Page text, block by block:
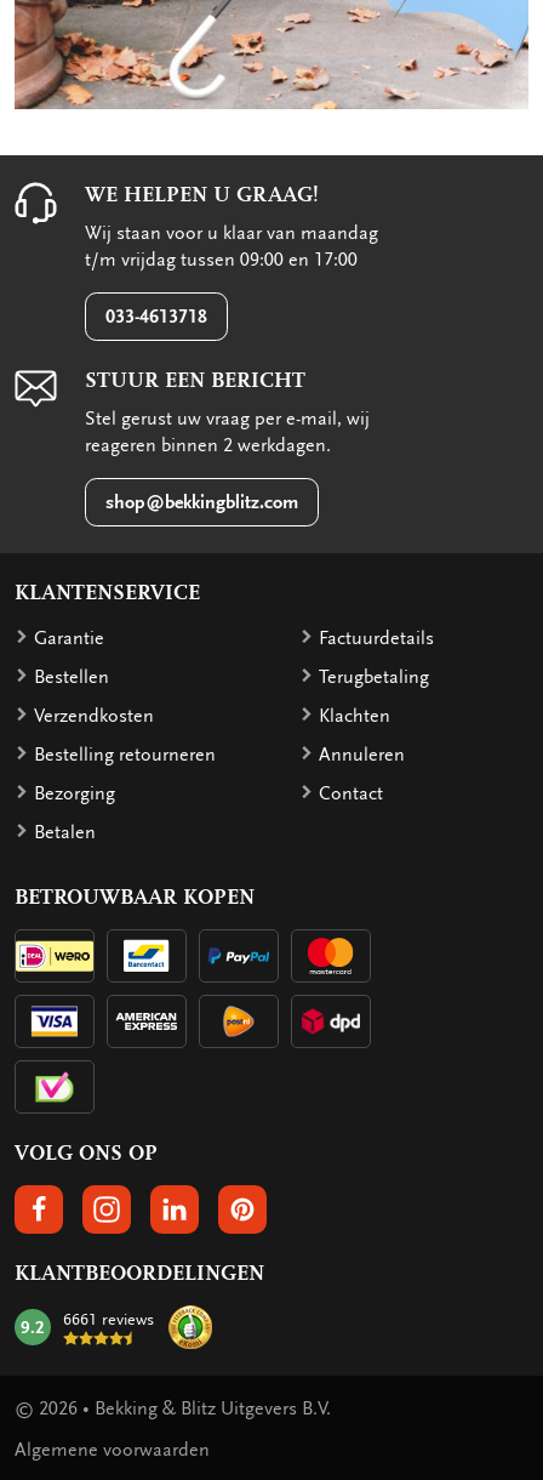
WE HELPEN U GRAAG!
Wij staan voor u klaar van maandag
t/m vrijdag tussen 09:00 en 17:00
033-4613718
STUUR EEN BERICHT
Stel gerust uw vraag per e-mail, wij
reageren binnen 2 werkdagen.
shop@bekkingblitz.com
KLANTENSERVICE
Garantie
Bestellen
Verzendkosten
Bestelling retourneren
Bezorging
Betalen
Factuurdetails
Terugbetaling
Klachten
Annuleren
Contact
BETROUWBAAR KOPEN
VOLG ONS OP
VOLGS ONS OP FACEBOOK
VOLG ONS OP INSTAGRAM
VOLG ONS OP LINKEDIN
VOLG ONS OP PINTEREST
KLANTBEOORDELINGEN
mark:
9.2 6661 reviews
© 2026 • Bekking & Blitz Uitgevers B.V.
Algemene voorwaarden